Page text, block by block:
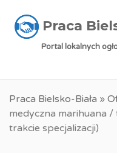
Praca
Portal lokalnych
Praca Bielsko-Biała »
medyczna marihuana
trakcie specjalizacji)